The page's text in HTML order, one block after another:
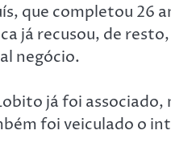
que completou 26
já recusou, de
negócio.
já foi associado,
foi veiculado o